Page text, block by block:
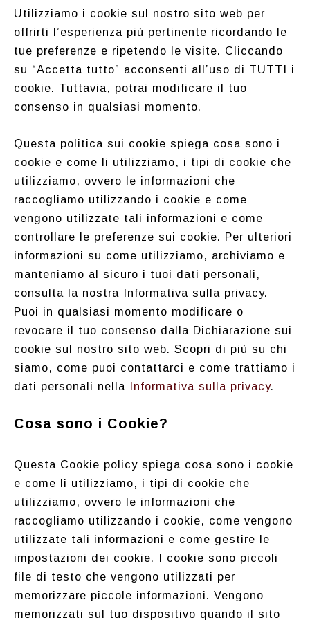
Utilizziamo i cookie sul nostro sito web per
offrirti l’esperienza più pertinente ricordando le
tue preferenze e ripetendo le visite. Cliccando
su “Accetta tutto” acconsenti all’uso di TUTTI i
cookie. Tuttavia, potrai modificare il tuo
consenso in qualsiasi momento.
Questa politica sui cookie spiega cosa sono i
cookie e come li utilizziamo, i tipi di cookie che
utilizziamo, ovvero le informazioni che
raccogliamo utilizzando i cookie e come
vengono utilizzate tali informazioni e come
controllare le preferenze sui cookie. Per ulteriori
informazioni su come utilizziamo, archiviamo e
manteniamo al sicuro i tuoi dati personali,
consulta la nostra Informativa sulla privacy.
Puoi in qualsiasi momento modificare o
revocare il tuo consenso dalla Dichiarazione sui
cookie sul nostro sito web. Scopri di più su chi
siamo, come puoi contattarci e come trattiamo i
dati personali nella
Informativa sulla privacy.
Cosa sono i Cookie?
Questa Cookie policy spiega cosa sono i cookie
e come li utilizziamo, i tipi di cookie che
utilizziamo, ovvero le informazioni che
raccogliamo utilizzando i cookie, come vengono
utilizzate tali informazioni e come gestire le
impostazioni dei cookie. I cookie sono piccoli
file di testo che vengono utilizzati per
memorizzare piccole informazioni. Vengono
memorizzati sul tuo dispositivo quando il sito